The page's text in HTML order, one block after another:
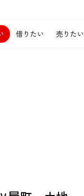
借りたい 売りたい